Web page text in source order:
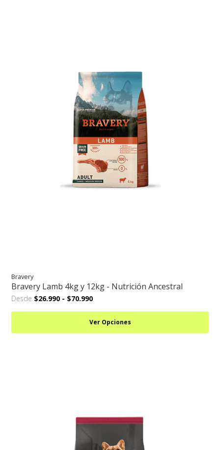
Bravery
Bravery Lamb 4kg y 12kg - Nutrición Ancestral
Desde $26.990 - $70.990
Ver Opciones